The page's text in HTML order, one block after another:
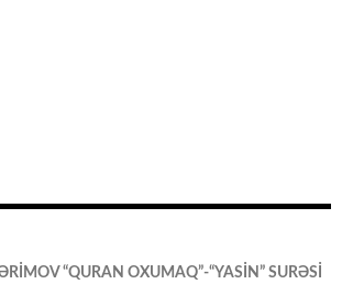
“QURAN OXUMAQ”-“YASİN” SURƏSİ